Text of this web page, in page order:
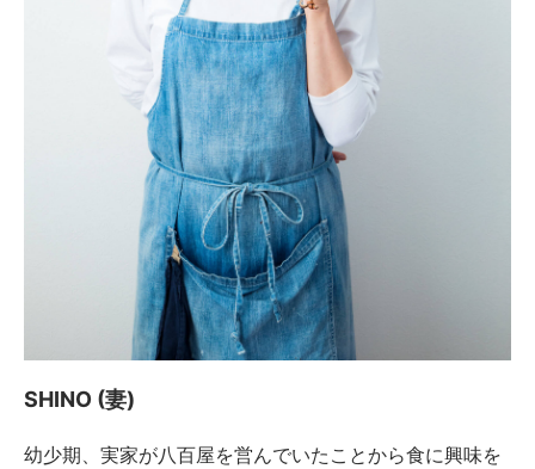
SHINO (妻)
幼少期、実家が八百屋を営んでいたことから食に興味を